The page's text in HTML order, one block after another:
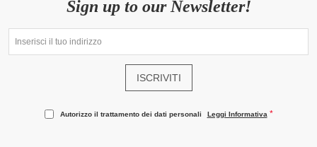
Sign up to our Newsletter!
ISCRIVITI
Autorizzo il trattamento dei dati personali Leggi Informativa